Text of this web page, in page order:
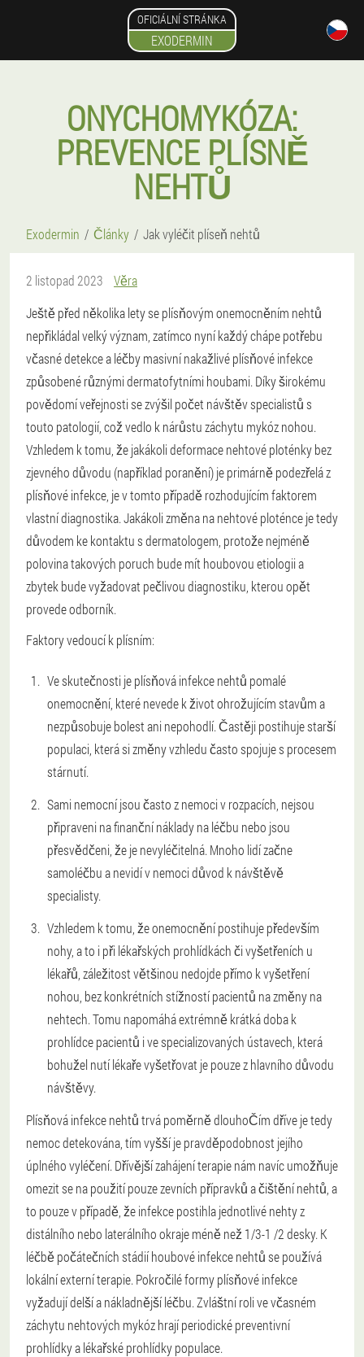
OFICIÁLNÍ STRÁNKA
EXODERMIN
ONYCHOMYKÓZA:
PREVENCE PLÍSNĚ
NEHTŮ
Exodermin Články Jak vyléčit plíseň nehtů
2 listopad 2023
Věra
Ještě před několika lety se plísňovým onemocněním nehtů
nepřikládal velký význam, zatímco nyní každý chápe potřebu
včasné detekce a léčby masivní nakažlivé plísňové infekce
způsobené různými dermatofytními houbami. Díky širokému
povědomí veřejnosti se zvýšil počet návštěv specialistů s
touto patologií, což vedlo k nárůstu záchytu mykóz nohou.
Vzhledem k tomu, že jakákoli deformace nehtové ploténky bez
zjevného důvodu (například poranění) je primárně podezřelá z
plísňové infekce, je v tomto případě rozhodujícím faktorem
vlastní diagnostika. Jakákoli změna na nehtové ploténce je tedy
důvodem ke kontaktu s dermatologem, protože nejméně
polovina takových poruch bude mít houbovou etiologii a
zbytek bude vyžadovat pečlivou diagnostiku, kterou opět
provede odborník.
Faktory vedoucí k plísním:
Ve skutečnosti je plísňová infekce nehtů pomalé
onemocnění, které nevede k život ohrožujícím stavům a
nezpůsobuje bolest ani nepohodlí. Častěji postihuje starší
populaci, která si změny vzhledu často spojuje s procesem
stárnutí.
Sami nemocní jsou často z nemoci v rozpacích, nejsou
připraveni na finanční náklady na léčbu nebo jsou
přesvědčeni, že je nevyléčitelná. Mnoho lidí začne
samoléčbu a nevidí v nemoci důvod k návštěvě
specialisty.
Vzhledem k tomu, že onemocnění postihuje především
nohy, a to i při lékařských prohlídkách či vyšetřeních u
lékařů, záležitost většinou nedojde přímo k vyšetření
nohou, bez konkrétních stížností pacientů na změny na
nehtech. Tomu napomáhá extrémně krátká doba k
prohlídce pacientů i ve specializovaných ústavech, která
bohužel nutí lékaře vyšetřovat je pouze z hlavního důvodu
návštěvy.
Plísňová infekce nehtů trvá poměrně dlouhoČím dříve je tedy
nemoc detekována, tím vyšší je pravděpodobnost jejího
úplného vyléčení. Dřívější zahájení terapie nám navíc umožňuje
omezit se na použití pouze zevních přípravků a čištění nehtů, a
to pouze v případě, že infekce postihla jednotlivé nehty z
distálního nebo laterálního okraje méně než 1/3-1 /2 desky. K
léčbě počátečních stádií houbové infekce nehtů se používá
lokální externí terapie. Pokročilé formy plísňové infekce
vyžadují delší a nákladnější léčbu. Zvláštní roli ve včasném
záchytu nehtových mykóz hrají periodické preventivní
prohlídky a lékařské prohlídky populace.